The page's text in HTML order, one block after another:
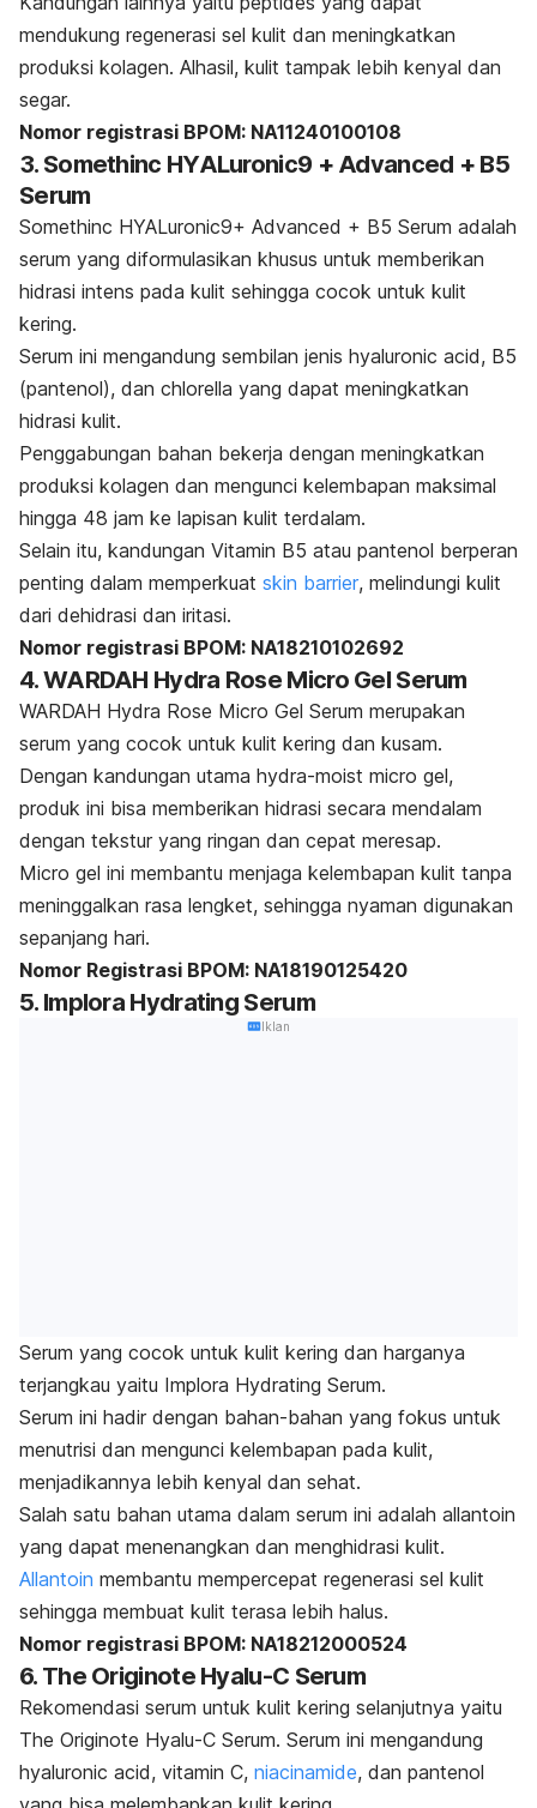
mendukung regenerasi sel kulit dan meningkatkan
produksi kolagen. Alhasil, kulit tampak lebih kenyal dan
segar.
Nomor registrasi BPOM: NA11240100108
3. Somethinc HYALuronic9 + Advanced + B5
Serum
Somethinc HYALuronic9+ Advanced + B5 Serum adalah
serum yang diformulasikan khusus untuk memberikan
hidrasi intens pada kulit sehingga cocok untuk kulit
kering.
Serum ini mengandung sembilan jenis hyaluronic acid, B5
(pantenol), dan chlorella yang dapat meningkatkan
hidrasi kulit.
Penggabungan bahan bekerja dengan meningkatkan
produksi kolagen dan mengunci kelembapan maksimal
hingga 48 jam ke lapisan kulit terdalam.
Selain itu, kandungan Vitamin B5 atau pantenol berperan
penting dalam memperkuat skin barrier, melindungi kulit
dari dehidrasi dan iritasi.
Nomor registrasi BPOM: NA18210102692
4. WARDAH Hydra Rose Micro Gel Serum
WARDAH Hydra Rose Micro Gel Serum merupakan
serum yang cocok untuk kulit kering dan kusam.
Dengan kandungan utama hydra-moist micro gel,
produk ini bisa memberikan hidrasi secara mendalam
dengan tekstur yang ringan dan cepat meresap.
Micro gel ini membantu menjaga kelembapan kulit tanpa
meninggalkan rasa lengket, sehingga nyaman digunakan
sepanjang hari.
Nomor Registrasi BPOM: NA18190125420
5. Implora Hydrating Serum
Iklan
Serum yang cocok untuk kulit kering dan harganya
terjangkau yaitu Implora Hydrating Serum.
Serum ini hadir dengan bahan-bahan yang fokus untuk
menutrisi dan mengunci kelembapan pada kulit,
menjadikannya lebih kenyal dan sehat.
Salah satu bahan utama dalam serum ini adalah allantoin
yang dapat menenangkan dan menghidrasi kulit.
Allantoin membantu mempercepat regenerasi sel kulit
sehingga membuat kulit terasa lebih halus.
Nomor registrasi BPOM: NA18212000524
6. The Originote Hyalu-C Serum
Rekomendasi serum untuk kulit kering selanjutnya yaitu
The Originote Hyalu-C Serum. Serum ini mengandung
hyaluronic acid, vitamin C, niacinamide, dan pantenol